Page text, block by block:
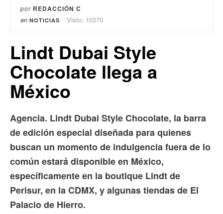
por REDACCIÓN C
en NOTICIAS Visto: 10370
Lindt Dubai Style
Chocolate llega a
México
Agencia. Lindt Dubai Style Chocolate, la barra
de edición especial diseñada para quienes
buscan un momento de indulgencia fuera de lo
común estará disponible en México,
específicamente en la boutique Lindt de
Perisur, en la CDMX, y algunas tiendas de El
Palacio de Hierro.